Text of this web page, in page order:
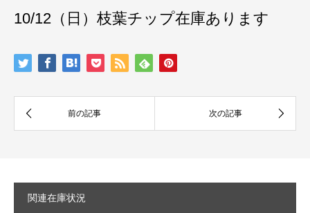
10/12（日）枝葉チップ在庫あります
関連在庫状況